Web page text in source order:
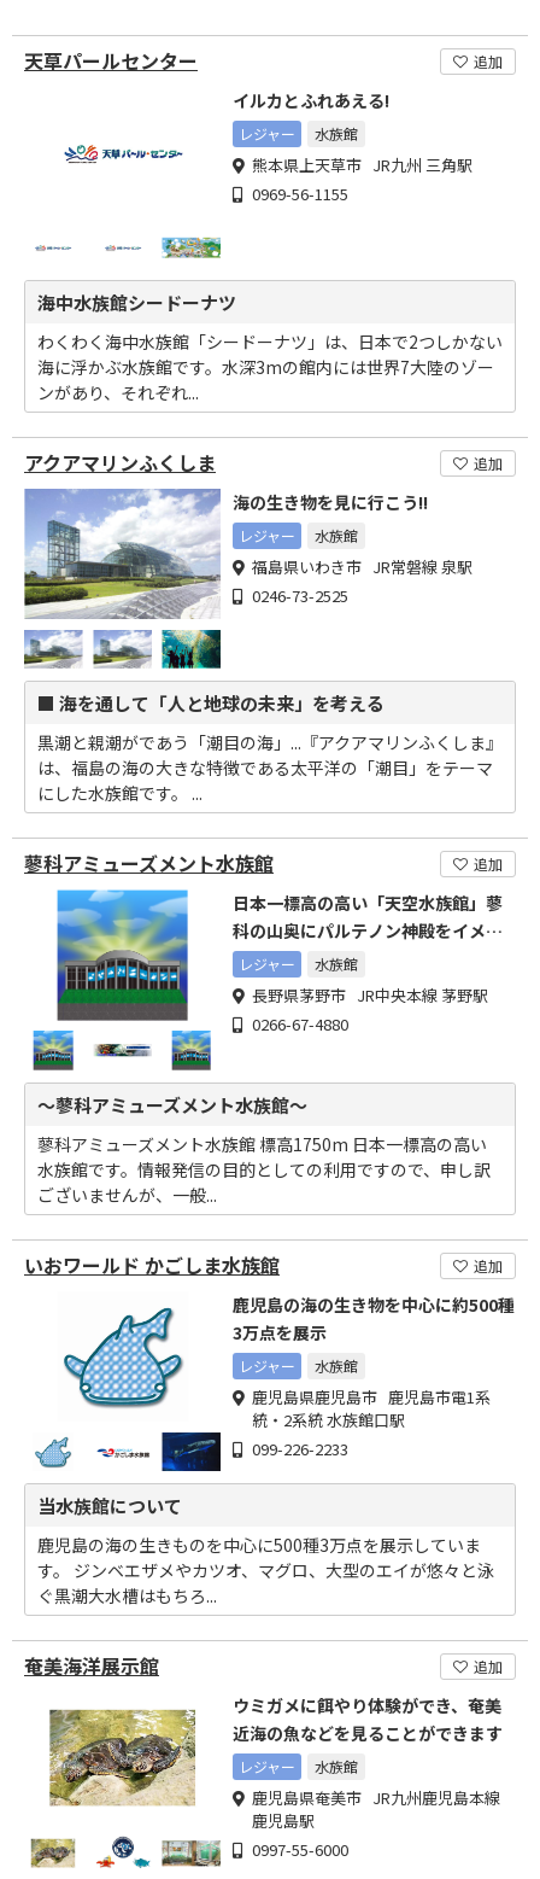
天草パールセンター 追加
イルカとふれあえる!
レジャー 水族館
熊本県上天草市 JR九州 三角駅
0969-56-1155
海中水族館シードーナツ
わくわく海中水族館「シードーナツ」は、日本で2つしかない
海に浮かぶ水族館です。水深3mの館内には世界7大陸のゾー
ンがあり、それぞれ...
アクアマリンふくしま 追加
海の生き物を見に行こう!!
レジャー 水族館
福島県いわき市 JR常磐線 泉駅
0246-73-2525
■ 海を通して「人と地球の未来」を考える
黒潮と親潮がであう「潮目の海」...『アクアマリンふくしま』
は、福島の海の大きな特徴である太平洋の「潮目」をテーマ
にした水族館です。 ...
蓼科アミューズメント水族館 追加
日本一標高の高い「天空水族館」蓼
科の山奥にパルテノン神殿をイメー
ジした水族館が出現
レジャー 水族館
長野県茅野市 JR中央本線 茅野駅
0266-67-4880
～蓼科アミューズメント水族館～
蓼科アミューズメント水族館 標高1750m 日本一標高の高い
水族館です。情報発信の目的としての利用ですので、申し訳
ございませんが、一般...
いおワールド かごしま水族館 追加
鹿児島の海の生き物を中心に約500種
3万点を展示
レジャー 水族館
鹿児島県鹿児島市 鹿児島市電1系
統・2系統 水族館口駅
099-226-2233
当水族館について
鹿児島の海の生きものを中心に500種3万点を展示していま
す。 ジンベエザメやカツオ、マグロ、大型のエイが悠々と泳
ぐ黒潮大水槽はもちろ...
奄美海洋展示館 追加
ウミガメに餌やり体験ができ、奄美
近海の魚などを見ることができます
レジャー 水族館
鹿児島県奄美市 JR九州鹿児島本線
鹿児島駅
0997-55-6000